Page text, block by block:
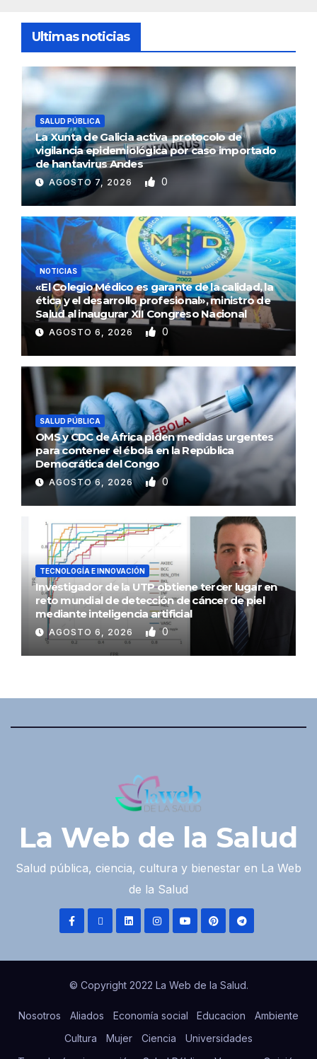
Ultimas noticias
SALUD PÚBLICA
La Xunta de Galicia activa protocolo de
vigilancia epidemiológica por caso importado
de hantavirus Andes
AGOSTO 7, 2026 0
NOTICIAS
«El Colegio Médico es garante de la calidad, la
ética y el desarrollo profesional», ministro de
Salud al inaugurar XII Congreso Nacional
AGOSTO 6, 2026 0
SALUD PÚBLICA
OMS y CDC de África piden medidas urgentes
para contener el ébola en la República
Democrática del Congo
AGOSTO 6, 2026 0
TECNOLOGÍA E INNOVACIÓN
Investigador de la UTP obtiene tercer lugar en
reto mundial de detección de cáncer de piel
mediante inteligencia artificial
AGOSTO 6, 2026 0
La Web de la Salud
Salud pública, ciencia, cultura y bienestar en La Web
de la Salud
© Copyright 2022 La Web de la Salud.
Nosotros Aliados Economía social Educacion
Ambiente
Cultura
Mujer Ciencia
Universidades